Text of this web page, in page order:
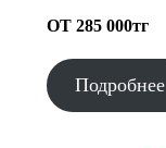
ОТ 285 000тг
Подробнее